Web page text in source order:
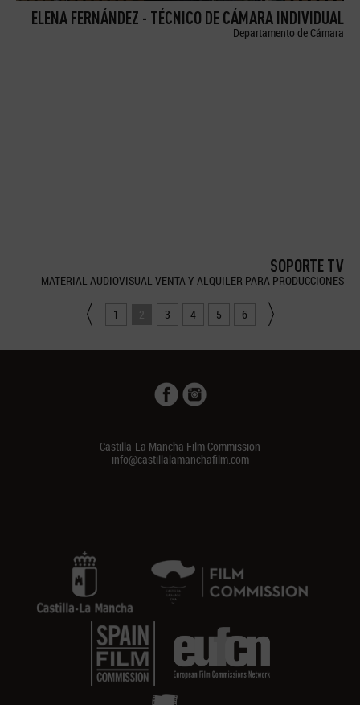
ELENA FERNÁNDEZ - TÉCNICO DE CÁMARA INDIVIDUAL
Departamento de Cámara
SOPORTE TV
MATERIAL AUDIOVISUAL VENTA Y ALQUILER PARA PRODUCCIONES
1 2 3 4 5 6
Castilla-La Mancha Film Commission
info@castillalamanchafilm.com